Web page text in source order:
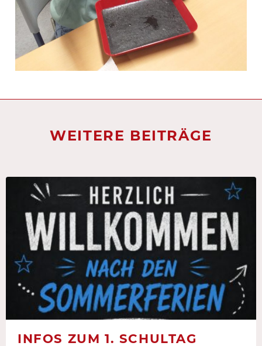
WEITERE BEITRÄGE
INFOS ZUM 1. SCHULTAG